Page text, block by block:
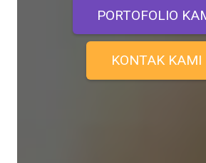
PORTOFOLIO
KONTAK KAMI